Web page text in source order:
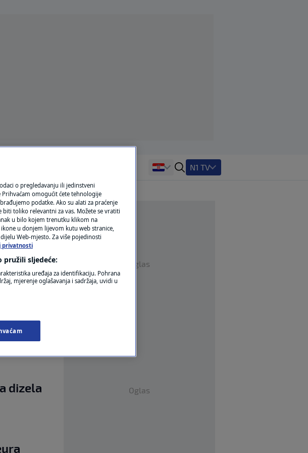
N1 TV
što se
i
dizela
Oglas
Oglas
o pregledavanju ili jedinstveni
omogućit ćete tehnologije
podatke. Ako su alati za praćenje
toliko relevantni za vas. Možete se vratiti
u bilo kojem trenutku klikom na
u donjem lijevom kutu web stranice,
Web-mjesto. Za više pojedinosti
privatnosti
sljedeće:
uređaja za identifikaciju. Pohrana
mjerenje oglašavanja i sadržaja, uvidi u